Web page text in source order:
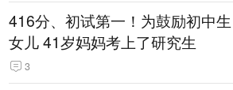
416分、初试第一！为鼓励初中生
女儿 41岁妈妈考上了研究生
3